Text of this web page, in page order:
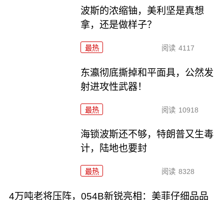
波斯的浓缩铀，美利坚是真想
拿，还是做样子？
最热 阅读 4117
东瀛彻底撕掉和平面具，公然发
射进攻性武器！
最热 阅读 10918
海锁波斯还不够，特朗普又生毒
计，陆地也要封
最热 阅读 8328
4万吨老将压阵，054B新锐亮相：美菲仔细品品